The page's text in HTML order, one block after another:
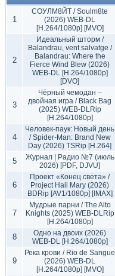
1
СОУЛМ8ЙТ / Soulm8te
(2026) WEB-DL
[H.264/1080p] [MVO]
2
Идеальный шторм /
Balandrau, vent salvatge /
Balandrau: Where the
Fierce Wind Blew (2026)
WEB-DL [H.264/1080p]
[DVO]
3
Чёрный чемодан –
двойная игра / Black Bag
(2025) WEB-DLRip
[H.264/1080p]
4
Человек-паук: Новый день
/ Spider-Man: Brand New
Day (2026) TSRip [H.264]
5
Журнал | Радио №7 (июль
2026) [PDF, DJVU]
6
Проект «Конец света» /
Project Hail Mary (2026)
BDRip [AV1/1080p] [IMAX]
7
Мудрые парни / The Alto
Knights (2025) WEB-DLRip
[H.264/1080p]
8
Одно на двоих (2026)
WEB-DL [H.264/1080p]
9
Река крови / Rio de Sangue
(2026) WEB-DL
[H.264/1080p] [MVO]